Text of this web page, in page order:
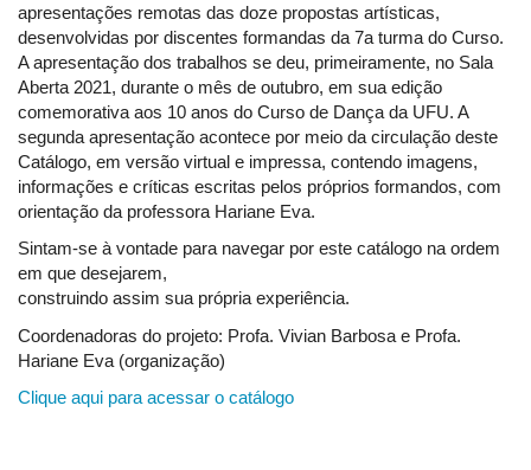
apresentações remotas das doze propostas artísticas,
desenvolvidas por discentes formandas da 7a turma do Curso.
A apresentação dos trabalhos se deu, primeiramente, no Sala
Aberta 2021, durante o mês de outubro, em sua edição
comemorativa aos 10 anos do Curso de Dança da UFU. A
segunda apresentação acontece por meio da circulação deste
Catálogo, em versão virtual e impressa, contendo imagens,
informações e críticas escritas pelos próprios formandos, com
orientação da professora Hariane Eva.
Sintam-se à vontade para navegar por este catálogo na ordem
em que desejarem,
construindo assim sua própria experiência.
Coordenadoras do projeto: Profa. Vivian Barbosa e Profa.
Hariane Eva (organização)
Clique aqui para acessar o catálogo